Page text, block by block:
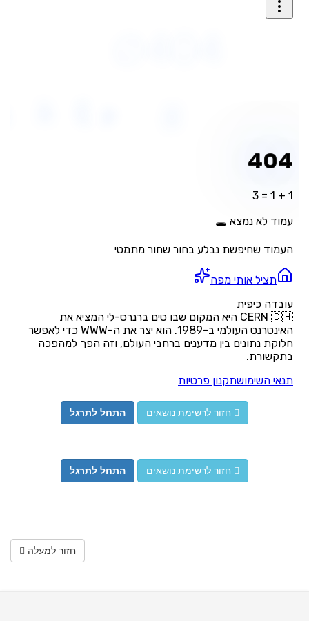
חזור לרשימת נושאים התחל לתרגל
חזור לרשימת נושאים התחל לתרגל
חזור למעלה